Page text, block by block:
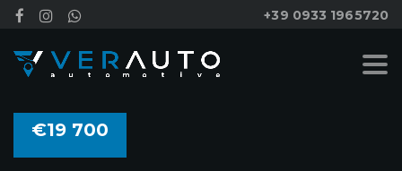
+39 0933 1965720
€19 700